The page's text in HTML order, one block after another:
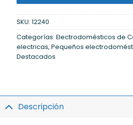
SKU: 12240
Categorías: Electrodomésticos de
electricas, Pequeños
Destacados
Descripción